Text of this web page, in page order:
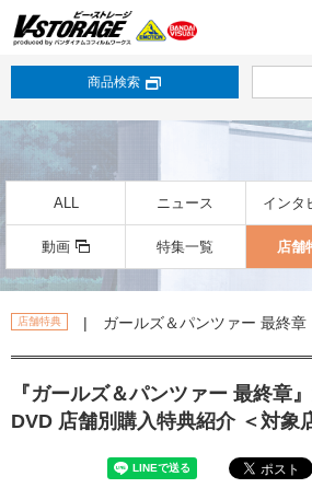
商品検索
ALL ニュース インタ
動画 特集一覧 店舗
店舗特典 | ガールズ＆パンツァー 最終章
『ガールズ＆パンツァー 最終章
DVD 店舗別購入特典紹介 ＜対象